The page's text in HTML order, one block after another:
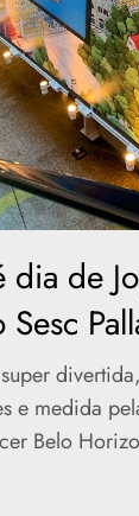
dia de
Sesc
e medida
Belo